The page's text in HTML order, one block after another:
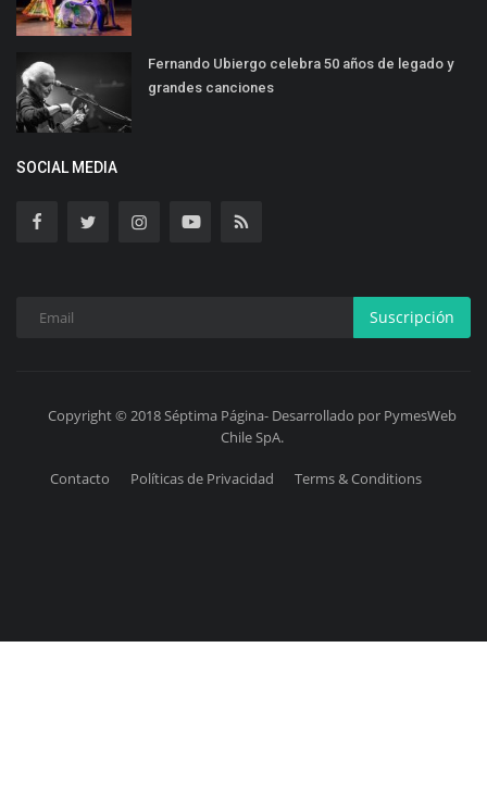
Fernando Ubiergo celebra 50 años de legado y
grandes canciones
SOCIAL MEDIA
Suscripción
Copyright © 2018 Séptima Página- Desarrollado por PymesWeb
Chile SpA.
Contacto Políticas de Privacidad Terms & Conditions